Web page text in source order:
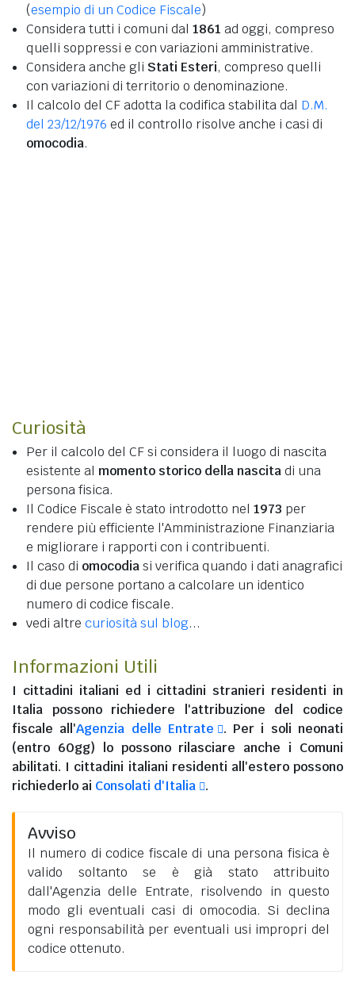
(esempio di un Codice Fiscale)
Considera tutti i comuni dal 1861 ad oggi, compreso
quelli soppressi e con variazioni amministrative.
Considera anche gli Stati Esteri, compreso quelli
con variazioni di territorio o denominazione.
Il calcolo del CF adotta la codifica stabilita dal D.M.
del 23/12/1976 ed il controllo risolve anche i casi di
omocodia.
Curiosità
Per il calcolo del CF si considera il luogo di nascita
esistente al momento storico della nascitadi una
persona fisica.
Il Codice Fiscale è stato introdotto nel 1973 per
rendere più efficiente l'Amministrazione Finanziaria
e migliorare i rapporti con i contribuenti.
Il caso di omocodiasi verifica quando i dati anagrafici
di due persone portano a calcolare un identico
numero di codice fiscale.
vedi altre curiosità sul blog...
Informazioni Utili
I cittadini italiani ed i cittadini stranieri residenti in
Italia possono richiedere l'attribuzione del codice
fiscale all'Agenzia delle Entrate
. Per i soli neonati
(entro 60gg) lo possono rilasciare anche i Comuni
abilitati. I cittadini italiani residenti all'esteropossono
richiederlo ai Consolati d'Italia .
Avviso
Il numero di codice fiscale di una persona fisica è
valido soltanto se è già stato attribuito
dall'Agenzia delle Entrate, risolvendo in questo
modo gli eventuali casi di omocodia. Si declina
ogni responsabilità per eventuali usi impropri del
codice ottenuto.